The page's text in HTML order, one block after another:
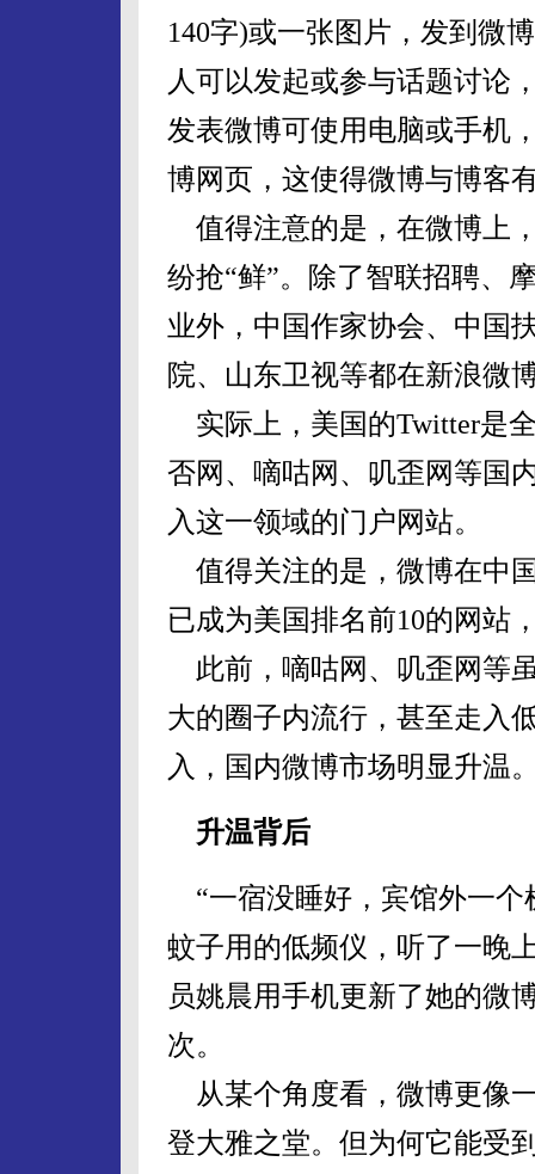
140字)或一张图片，发到微
人可以发起或参与话题讨论
发表微博可使用电脑或手机
博网页，这使得微博与博客
值得注意的是，在微博上
纷抢“鲜”。除了智联招聘、
业外，中国作家协会、中国
院、山东卫视等都在新浪微
实际上，美国的Twitter是
否网、嘀咕网、叽歪网等国
入这一领域的门户网站。
值得关注的是，微博在中
已成为美国排名前10的网站
此前，嘀咕网、叽歪网等
大的圈子内流行，甚至走入
入，国内微博市场明显升温
升温背后
“一宿没睡好，宾馆外一个
蚊子用的低频仪，听了一
员姚晨用手机更新了她的微
次。
从某个角度看，微博更像
登大雅之堂。但为何它能受